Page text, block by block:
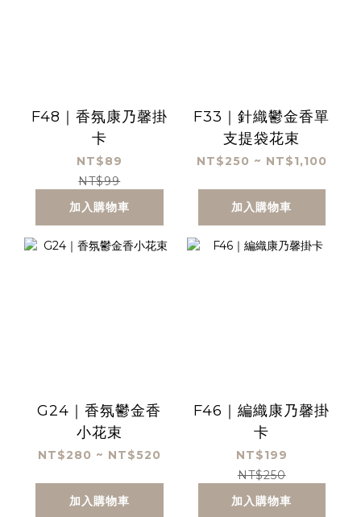
F48｜香氛康乃馨掛
卡
NT$89
NT$99
加入購物車
F33｜針織鬱金香單
支提袋花束
NT$250 ~ NT$1,100
加入購物車
G24｜香氛鬱金香
小花束
NT$280 ~ NT$520
加入購物車
F46｜編織康乃馨掛
卡
NT$199
NT$250
加入購物車